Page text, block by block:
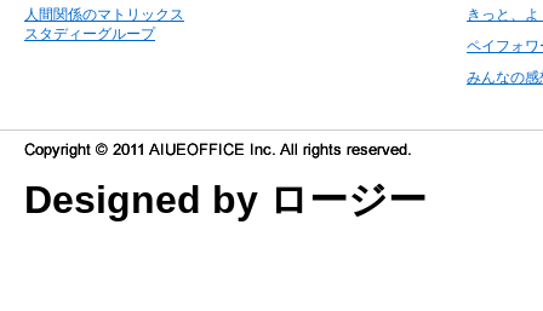
人間関係のマトリックス
スタディーグループ
きっと、
ペイフォワ
みんなの感
Designed by ロージー